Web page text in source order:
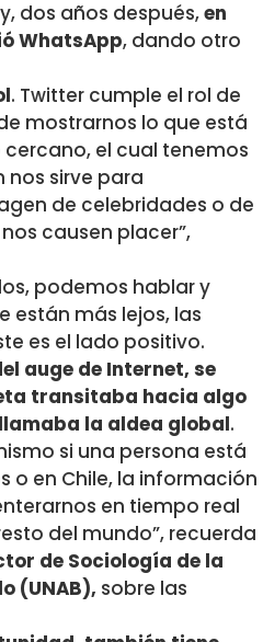
y, dos años después,en
WhatsApp, dando otro
. Twitter cumple el rol de
mostrarnos lo que está
el cual tenemos
nos sirve para
de celebridades o de
causen placer”,
podemos hablar y
están más lejos, las
es el lado positivo.
auge de Internet, se
transitaba hacia algo
la aldea global.
si una persona está
o en Chile, la información
en tiempo real
del mundo”, recuerda
de Sociología de la
(UNAB), sobre las